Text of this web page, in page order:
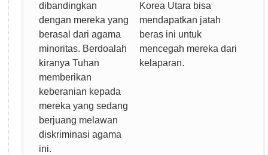
dibandingkan
dengan mereka yang
berasal dari agama
minoritas. Berdoalah
kiranya Tuhan
memberikan
keberanian kepada
mereka yang sedang
berjuang melawan
diskriminasi agama
ini.
Korea Utara bisa
mendapatkan jatah
beras ini untuk
mencegah mereka dari
kelaparan.